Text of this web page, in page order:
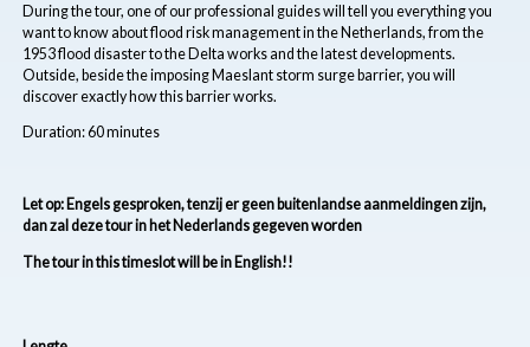
During the tour, one of our professional guides will tell you everything you
want to know about flood risk management in the Netherlands, from the
1953 flood disaster to the Delta works and the latest developments.
Outside, beside the imposing Maeslant storm surge barrier, you will
discover exactly how this barrier works.
Duration: 60 minutes
Let op: Engels gesproken, tenzij er geen buitenlandse aanmeldingen zijn,
dan zal deze tour in het Nederlands gegeven worden
The tour in this timeslot will be in English!!